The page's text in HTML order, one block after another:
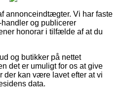
annonceindtægter. Vi har faste
og publicerer
honorar i tilfælde af at du
og butikker på nettet
det er umuligt for os at give
der kan være lavet efter at vi
data.